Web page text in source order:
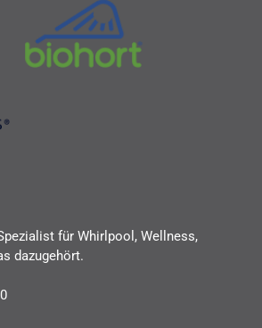
für Whirlpool, Wellness,
dazugehört.